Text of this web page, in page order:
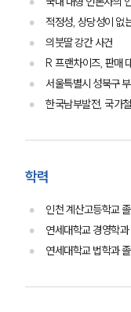
산업
적정성, 상당성이 없
의붓딸 강간 사건
R 프랜차이즈, 판매
서울특별시 성북구
한국남부발전, 국가
학력
인천 계산고등학교
연세대학교 경영학
연세대학교 법학과